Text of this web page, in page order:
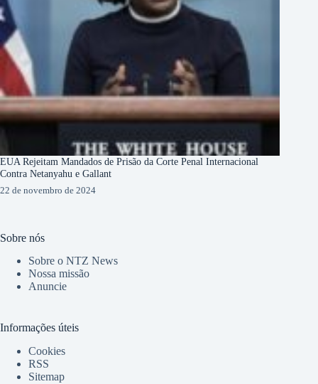
EUA Rejeitam Mandados de Prisão da Corte Penal Internacional
Contra Netanyahu e Gallant
22 de novembro de 2024
Sobre nós
Sobre o NTZ News
Nossa missão
Anuncie
Informações úteis
Cookies
RSS
Sitemap